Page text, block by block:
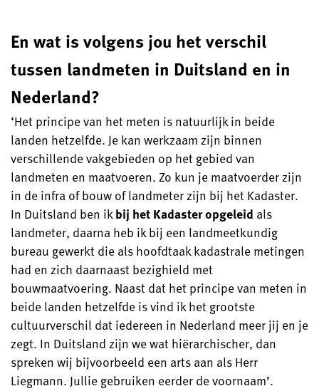
En wat is volgens jou het verschil
tussen landmeten in Duitsland en in
Nederland?
‘Het principe van het meten is natuurlijk in beide
landen hetzelfde. Je kan werkzaam zijn binnen
verschillende vakgebieden op het gebied van
landmeten en maatvoeren. Zo kun je maatvoerder zijn
in de infra of bouw of landmeter zijn bij het Kadaster.
In Duitsland ben ikbij het Kadaster opgeleid als
landmeter, daarna heb ik bij een landmeetkundig
bureau gewerkt die als hoofdtaak kadastrale metingen
had en zich daarnaast bezighield met
bouwmaatvoering. Naast dat het principe van meten in
beide landen hetzelfde is vind ik het grootste
cultuurverschil dat iedereen in Nederland meer jij en je
zegt. In Duitsland zijn we wat hiërarchischer, dan
spreken wij bijvoorbeeld een arts aan als Herr
Liegmann. Jullie gebruiken eerder de voornaam’.